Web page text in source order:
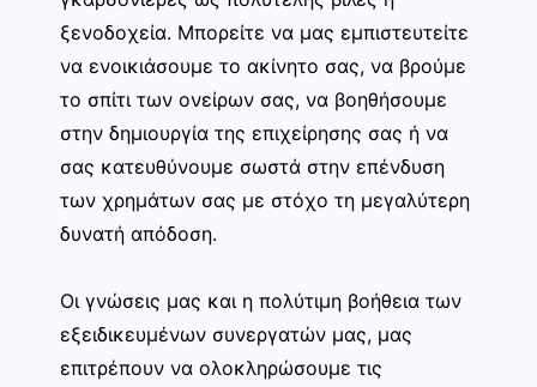
ξενοδοχεία. Μπορείτε να μας εμπιστευτείτε
να ενοικιάσουμε το ακίνητο σας, να βρούμε
το σπίτι των ονείρων σας, να βοηθήσουμε
στην δημιουργία της επιχείρησης σας ή να
σας κατευθύνουμε σωστά στην επένδυση
των χρημάτων σας με στόχο τη μεγαλύτερη
δυνατή απόδοση.
Οι γνώσεις μας και η πολύτιμη βοήθεια των
εξειδικευμένων συνεργατών μας, μας
επιτρέπουν να ολοκληρώσουμε τις